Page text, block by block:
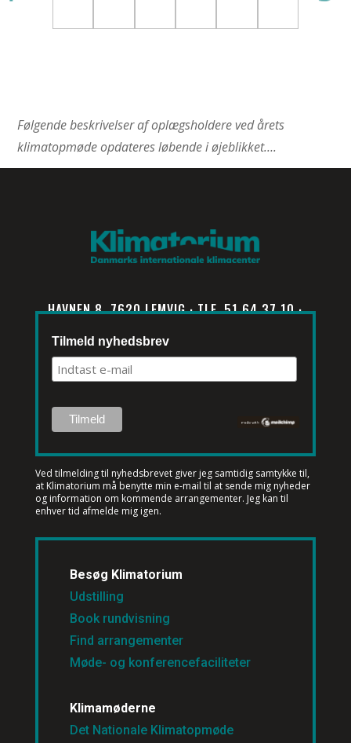
Følgende beskrivelser af oplægsholdere ved årets
klimatopmøde opdateres løbende i øjeblikket….
HAVNEN 8, 7620 LEMVIG · TLF. 51 64 37 10 ·
Tilmeld nyhedsbrev
Ved tilmelding til nyhedsbrevet giver jeg samtidig samtykke til,
at Klimatorium må benytte min e-mail til at sende mig nyheder
og information om kommende arrangementer. Jeg kan til
enhver tid afmelde mig igen.
Besøg Klimatorium
Udstilling
Book rundvisning
Find arrangementer
Møde- og konferencefaciliteter
Klimamøderne
Det Nationale Klimatopmøde